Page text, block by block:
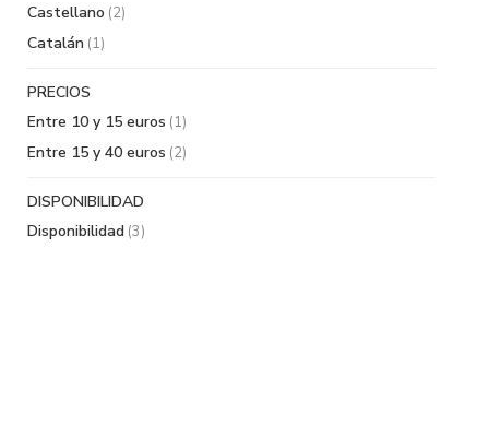
Castellano (2)
Catalán (1)
PRECIOS
Entre 10 y 15 euros (1)
Entre 15 y 40 euros (2)
DISPONIBILIDAD
Disponibilidad (3)